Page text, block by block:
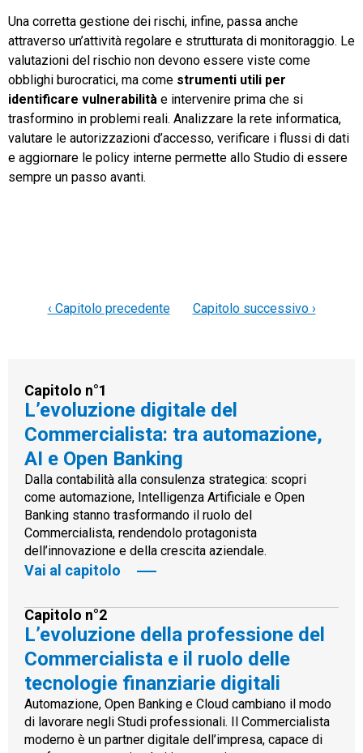
Una corretta gestione dei rischi, infine, passa anche
attraverso un’attività regolare e strutturata di monitoraggio. Le
valutazioni del rischio non devono essere viste come
obblighi burocratici, ma come strumenti utili per
identificare vulnerabilità e intervenire prima che si
trasformino in problemi reali. Analizzare la rete informatica,
valutare le autorizzazioni d’accesso, verificare i flussi di dati
e aggiornare le policy interne permette allo Studio di essere
sempre un passo avanti.
‹ Capitolo precedente Capitolo successivo ›
Capitolo n°1
L’evoluzione digitale del
Commercialista: tra automazione,
AI e Open Banking
Dalla contabilità alla consulenza strategica: scopri
come automazione, Intelligenza Artificiale e Open
Banking stanno trasformando il ruolo del
Commercialista, rendendolo protagonista
dell’innovazione e della crescita aziendale.
Vai al capitolo
Capitolo n°2
L’evoluzione della professione del
Commercialista e il ruolo delle
tecnologie finanziarie digitali
Automazione, Open Banking e Cloud cambiano il modo
di lavorare negli Studi professionali. Il Commercialista
moderno è un partner digitale dell’impresa, capace di